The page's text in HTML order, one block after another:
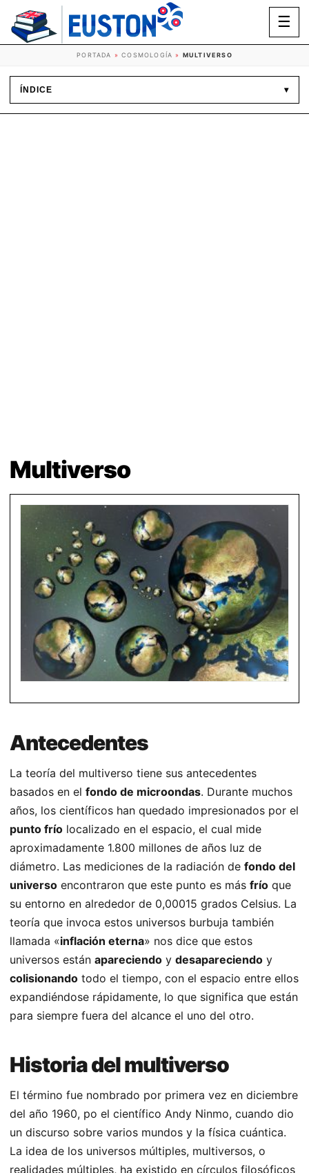
☰
PORTADA »COSMOLOGÍA » MULTIVERSO
ÍNDICE ▾
Multiverso
Antecedentes
La teoría del multiverso tiene sus antecedentes
basados en el fondo de microondas. Durante muchos
años, los científicos han quedado impresionados por el
punto frío localizado en el espacio, el cual mide
aproximadamente 1.800 millones de años luz de
diámetro. Las mediciones de la radiación de fondo del
universo encontraron que este punto es más frío que
su entorno en alrededor de 0,00015 grados Celsius. La
teoría que invoca estos universos burbuja también
llamada «inflación eterna» nos dice que estos
universos están apareciendo y desapareciendo y
colisionando todo el tiempo, con el espacio entre ellos
expandiéndose rápidamente, lo que significa que están
para siempre fuera del alcance el uno del otro.
Historia del multiverso
El término fue nombrado por primera vez en diciembre
del año 1960, po el científico Andy Ninmo, cuando dio
un discurso sobre varios mundos y la física cuántica.
La idea de los universos múltiples, multiversos, o
realidades múltiples, ha existido en círculos filosóficos